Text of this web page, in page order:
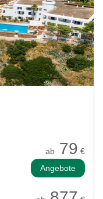
ab 79 €
Angebote